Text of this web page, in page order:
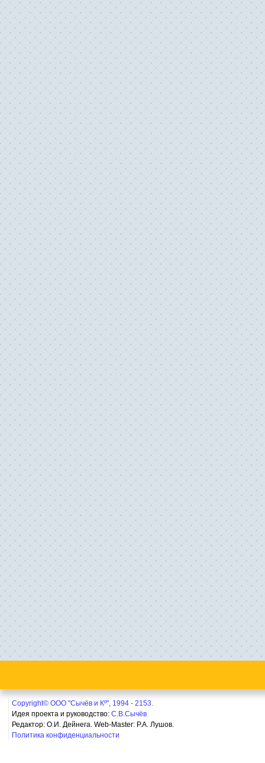
Copyright© ООО "Сычёв и Кº", 1994 - 2153.
Идея проекта и руководство: С.В.Сычёв
Редактор: О.И. Дейнега. Web-Master: Р.А. Лушов.
Политика конфиденциальности